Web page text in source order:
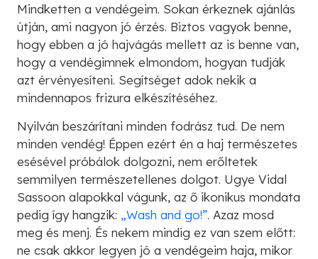
Mindketten a vendégeim. Sokan érkeznek ajánlás
útján, ami nagyon jó érzés. Biztos vagyok benne,
hogy ebben a jó hajvágás mellett az is benne van,
hogy a vendégimnek elmondom, hogyan tudják
azt érvényesíteni. Segítséget adok nekik a
mindennapos frizura elkészítéséhez.
Nyilván beszárítani minden fodrász tud. De nem
minden vendég! Éppen ezért én a haj természetes
esésével próbálok dolgozni, nem erőltetek
semmilyen természetellenes dolgot. Ugye Vidal
Sassoon alapokkal vágunk, az ő ikonikus mondata
pedig így hangzik: „Wash and go!”. Azaz mosd
meg és menj. És nekem mindig ez van szem előtt:
ne csak akkor legyen jó a vendégeim haja, mikor